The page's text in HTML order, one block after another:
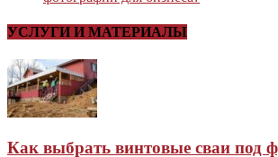
УСЛУГИ И МАТЕРИАЛЫ
Как выбрать винтовые сваи под